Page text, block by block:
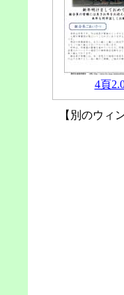
4頁
【別のウィ